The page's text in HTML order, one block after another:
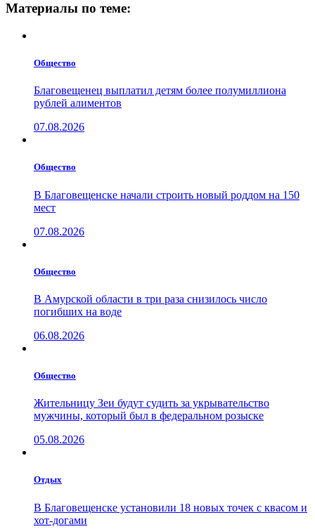
Материалы по теме:
Общество
Благовещенец выплатил детям более полумиллиона
рублей алиментов
07.08.2026
Общество
В Благовещенске начали строить новый роддом на 150
мест
07.08.2026
Общество
В Амурской области в три раза снизилось число
погибших на воде
06.08.2026
Общество
Жительницу Зеи будут судить за укрывательство
мужчины, который был в федеральном розыске
05.08.2026
Отдых
В Благовещенске установили 18 новых точек с квасом и
хот-догами